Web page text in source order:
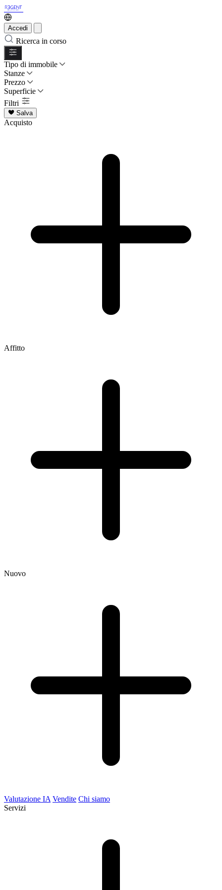
Accedi
Ricerca in corso
Tipo di immobile
Stanze
Prezzo
Superficie
Filtri
Salva
Acquisto
Affitto
Nuovo
Valutazione IA Vendite Chi siamo
Servizi